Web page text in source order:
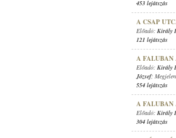
453 lejátszás
A CSAP
Előadó: Király
121 lejátszás
A FALUBAN
Előadó: Király
József;
554 lejátszás
A FALUBAN
Előadó: Király
304 lejátszás